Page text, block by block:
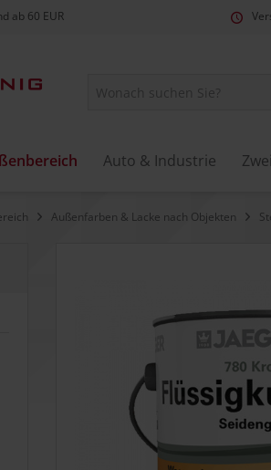
ab 60 EUR
Auto & Industrie
Außenfarben & Lacke nach Objekten